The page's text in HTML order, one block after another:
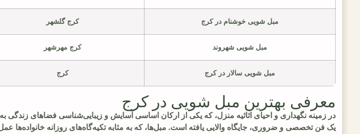
مبل شویی خوشنام در کرج کرج گلشهر
مبل شویی شهروند کرج مهرشهر
مبل شویی سالار در کرج کرج
معرفی بهترین مبل شویی در کرج
در زمینه نگهداری و احیای اثاثیه منزل، که یکی از ارکان اساسی آسایش و زیبایی‌شناسی فضاهای
یک فن تخصصی و ضروری، جایگاه والایی یافته است. مبل‌ها، که به مثابه تکیه‌گاه‌های روزانه